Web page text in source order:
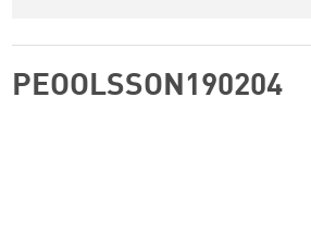
PEOOLSSON190204